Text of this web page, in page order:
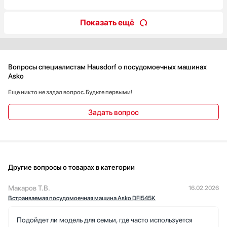
посуды.Отдельно радует эргономика управления — все
функции легко доступны, а настройки интуитивно понятны.
Показать ещё
Вопросы специалистам Hausdorf о посудомоечных машинах
Asko
Еще никто не задал вопрос. Будьте первыми!
Задать вопрос
Другие вопросы о товарах в категории
Макаров Т.В.
Встраиваемая посудомоечная машина Asko DFI545K
16.02.2026
Подойдет ли модель для семьи, где часто используется